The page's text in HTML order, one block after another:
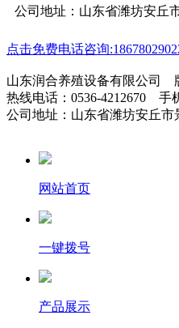
公司地址：山东省潍坊安丘
点击免费电话咨询
山东润合养殖设备有限公司
热线电话：0536-4212670 手
公司地址：山东省潍坊安丘市
网站首页
一键拨号
产品展示